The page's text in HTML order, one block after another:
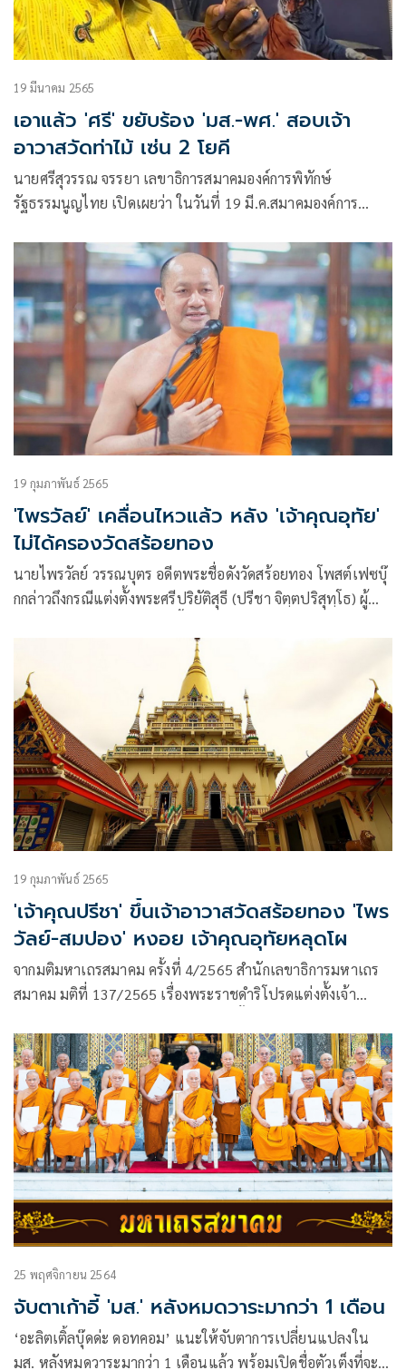
19 มีนาคม 2565
เอาแล้ว 'ศรี' ขยับร้อง 'มส.-พศ.' สอบเจ้า
อาวาสวัดท่าไม้ เซ่น 2 โยคี
นายศรีสุวรรณ จรรยา เลขาธิการสมาคมองค์การพิทักษ์
รัฐธรรมนูญไทย เปิดเผยว่า ในวันที่ 19 มี.ค.สมาคมองค์การ
สมาคม(มส.)
19 กุมภาพันธ์ 2565
'ไพรวัลย์' เคลื่อนไหวแล้ว หลัง 'เจ้าคุณอุทัย'
ไม่ได้ครองวัดสร้อยทอง
นายไพรวัลย์ วรรณบุตร อดีตพระชื่อดังวัดสร้อยทอง โพสต์เฟซบุ๊
กกล่าวถึงกรณีแต่งตั้งพระศรีปริยัติสุธี (ปรีชา จิตฺตปริสุทฺโธ) ผู้
พระราชปัญญาสุธี หรือ ท่านเจ้าคุณอุทัย ตามที่นายไพรวัลย์
วรรณบุตร และนายสมปอง นครไธสง ให้การสนับสนุนมาตลอด
19 กุมภาพันธ์ 2565
'เจ้าคุณปรีชา' ขึ้นเจ้าอาวาสวัดสร้อยทอง 'ไพร
วัลย์-สมปอง' หงอย เจ้าคุณอุทัยหลุดโผ
จากมติมหาเถรสมาคม ครั้งที่ 4/2565 สำนักเลขาธิการมหาเถร
สมาคม มติที่ 137/2565 เรื่องพระราชดำริโปรดแต่งตั้งเจ้า
25 พฤศจิกายน 2564
จับตาเก้าอี้ 'มส.' หลังหมดวาระมากว่า 1 เดือน
‘อะลิตเติ้ลบุ๊ดด่ะ ดอทคอม’ แนะให้จับตาการเปลี่ยนแปลงใน
มส. หลังหมดวาระมากว่า 1 เดือนแล้ว พร้อมเปิดชื่อตัวเต็งที่จะ